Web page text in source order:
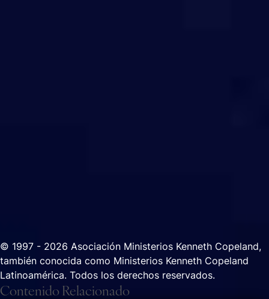
© 1997 - 2026 Asociación Ministerios Kenneth Copeland,
también conocida como Ministerios Kenneth Copeland
Latinoamérica. Todos los derechos reservados.
Contenido Relacionado